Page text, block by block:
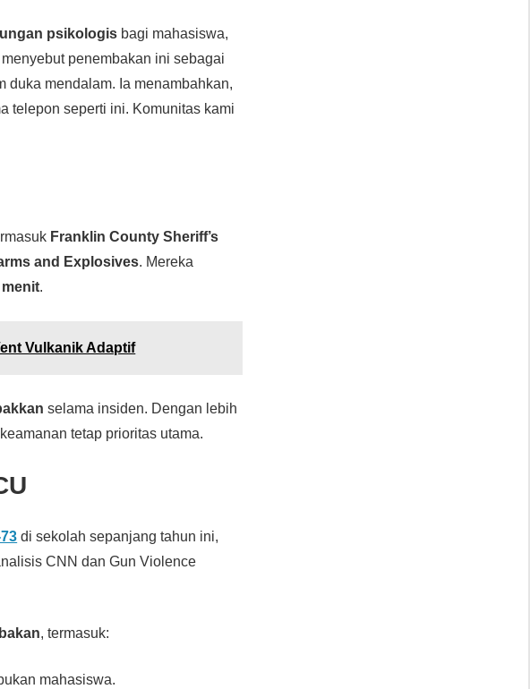
psikologis bagi mahasiswa,
menyebut penembakan ini sebagai
duka mendalam. Ia menambahkan,
telepon seperti ini. Komunitas kami
Franklin County Sheriff’s
and Explosives. Mereka
.
Vulkanik Adaptif
selama insiden. Dengan lebih
tetap prioritas utama.
di sekolah sepanjang tahun ini,
CNN dan Gun Violence
, termasuk:
mahasiswa.